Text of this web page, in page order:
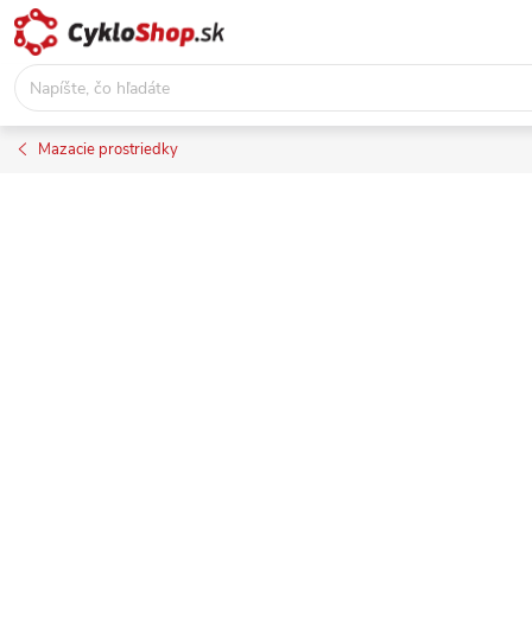
Prejsť
na
obsah
Mazacie prostriedky